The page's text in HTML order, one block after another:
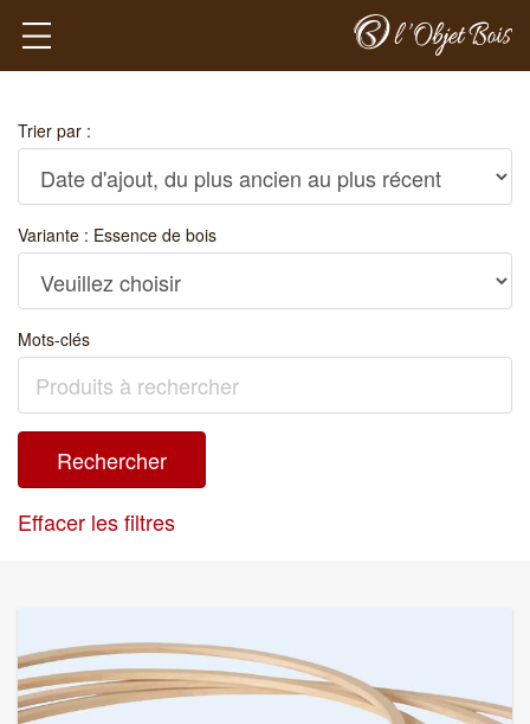
Trier par :
Variante : Essence de bois
Mots-clés
Effacer les filtres